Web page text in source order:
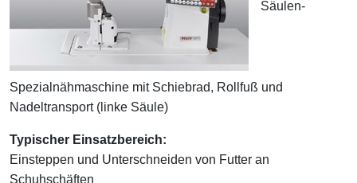
Säulen-
Spezialnähmaschine mit Schiebrad, Rollfuß und
Nadeltransport (linke Säule)
Typischer Einsatzbereich:
Einsteppen und Unterschneiden von Futter an
Schuhschäften